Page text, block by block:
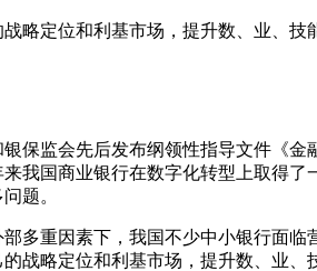
略定位和利基市场，提升数、业、技
银保监会先后发布纲领性指导文件《
我国商业银行在数字化转型上取得
题。
多重因素下，我国不少中小银行面
战略定位和利基市场，提升数、业